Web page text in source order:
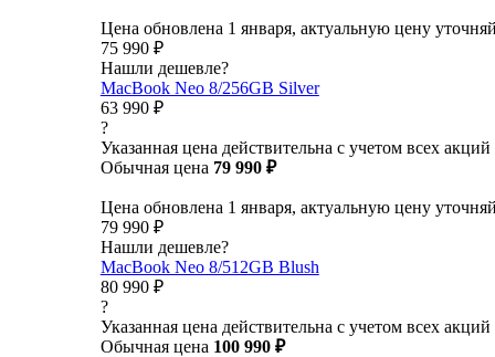
Цена обновлена 1 января, актуальную цену
75 990 ₽
Нашли дешевле?
MacBook Neo 8/256GB Silver
63 990 ₽
?
Указанная цена действительна с учетом всех акций
Обычная цена 79 990 ₽
Цена обновлена 1 января, актуальную цену
79 990 ₽
Нашли дешевле?
MacBook Neo 8/512GB Blush
80 990 ₽
?
Указанная цена действительна с учетом всех акций
Обычная цена 100 990 ₽